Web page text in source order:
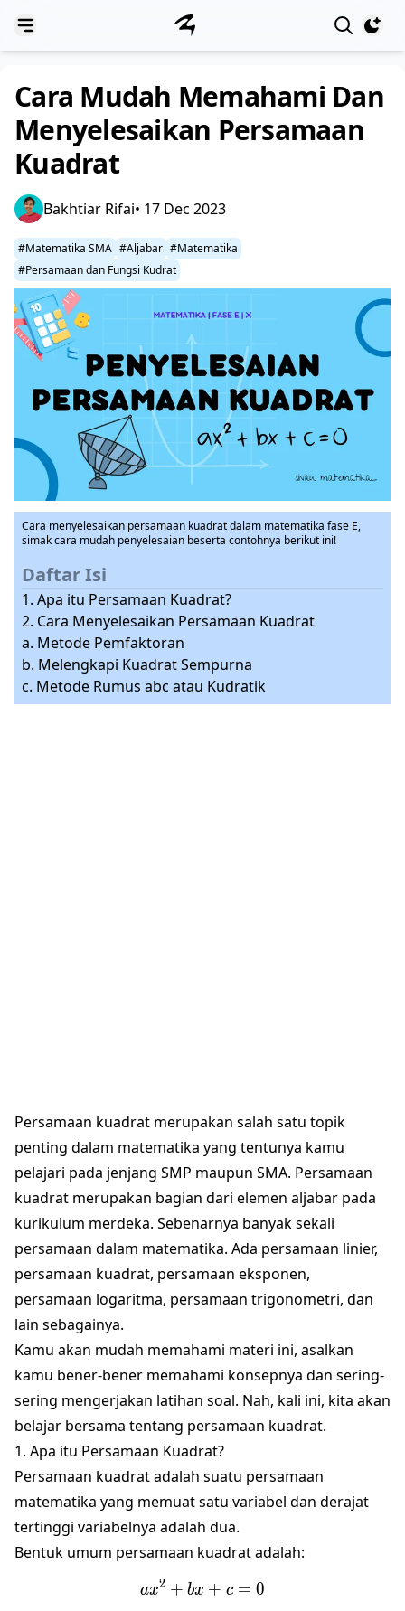
View
Cara Mudah Memahami Dan
Menyelesaikan Persamaan
Kuadrat
Bakhtiar Rifai• 17 Dec 2023
#Matematika SMA #Aljabar #Matematika
#Persamaan dan Fungsi Kudrat
Cara menyelesaikan persamaan kuadrat dalam matematika fase E,
simak cara mudah penyelesaian beserta contohnya berikut ini!
Daftar Isi
1. Apa itu Persamaan Kuadrat?
2. Cara Menyelesaikan Persamaan Kuadrat
a. Metode Pemfaktoran
b. Melengkapi Kuadrat Sempurna
c. Metode Rumus abc atau Kudratik
Persamaan kuadrat merupakan salah satu topik
penting dalam matematika yang tentunya kamu
pelajari pada jenjang SMP maupun SMA. Persamaan
kuadrat merupakan bagian dari elemen aljabar pada
kurikulum merdeka. Sebenarnya banyak sekali
persamaan dalam matematika. Ada persamaan linier,
persamaan kuadrat, persamaan eksponen,
persamaan logaritma, persamaan trigonometri, dan
lain sebagainya.
Kamu akan mudah memahami materi ini, asalkan
kamu bener-bener memahami konsepnya dan sering-
sering mengerjakan latihan soal. Nah, kali ini, kita akan
belajar bersama tentang persamaan kuadrat.
1. Apa itu Persamaan Kuadrat?
Persamaan kuadrat adalah suatu persamaan
matematika yang memuat satu variabel dan derajat
tertinggi variabelnya adalah dua.
Bentuk umum persamaan kuadrat adalah:
ax^2 + bx + c = 0
ax2 + bx + c = 0